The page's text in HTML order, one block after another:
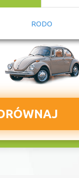
RODO
WYŚLIJ ZESTAWIENIE